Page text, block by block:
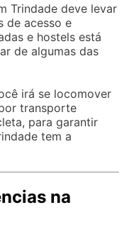
Trindade deve levar
de acesso e
e hostels está
de algumas das
irá se locomover
transporte
para garantir
tem a
na